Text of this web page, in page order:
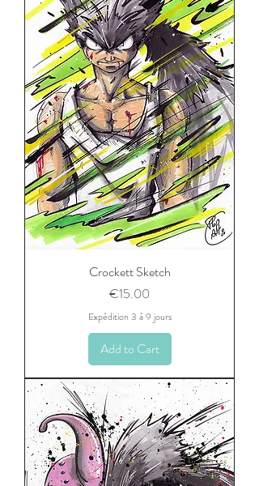
Crockett Sketch
Price
€15.00
Expédition 3 à 9 jours
Add to Cart